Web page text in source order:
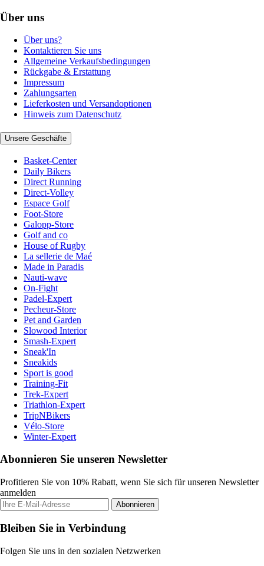
Über uns
Über uns?
Kontaktieren Sie uns
Allgemeine Verkaufsbedingungen
Rückgabe & Erstattung
Impressum
Zahlungsarten
Lieferkosten und Versandoptionen
Hinweis zum Datenschutz
Unsere Geschäfte
Basket-Center
Daily Bikers
Direct Running
Direct-Volley
Espace Golf
Foot-Store
Galopp-Store
Golf and co
House of Rugby
La sellerie de Maé
Made in Paradis
Nauti-wave
On-Fight
Padel-Expert
Pecheur-Store
Pet and Garden
Slowood Interior
Smash-Expert
Sneak'In
Sneakids
Sport is good
Training-Fit
Trek-Expert
Triathlon-Expert
TripNBikers
Vélo-Store
Winter-Expert
Abonnieren Sie unseren Newsletter
Profitieren Sie von 10% Rabatt, wenn Sie sich für unseren Newsletter
anmelden
Abonnieren
Bleiben Sie in Verbindung
Folgen Sie uns in den sozialen Netzwerken